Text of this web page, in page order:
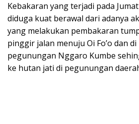
Kebakaran yang terjadi pada
diduga kuat berawal dari adanya
yang melakukan pembakaran
pinggir jalan menuju Oi Fo’o dan
pegunungan Nggaro Kumbe
ke hutan jati di pegunungan